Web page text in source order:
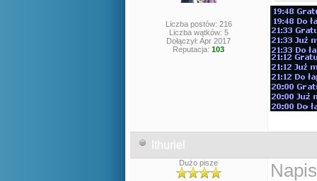
Liczba postów: 216
Liczba wątków: 5
Dołączył: Apr 2017
Reputacja:103
Ithuriel
Dużo pisze